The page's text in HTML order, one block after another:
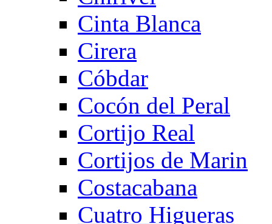
Cinta Blanca
Cirera
Cóbdar
Cocón del Peral
Cortijo Real
Cortijos de Marin
Costacabana
Cuatro Higueras